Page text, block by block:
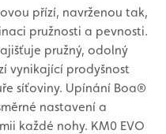
přízí, navrženou tak,
pružnosti a pevnosti.
pružný, odolný
vynikající prodyšnost
síťoviny. Upínání Boa®
nastavení a
každé nohy. KM0 EVO